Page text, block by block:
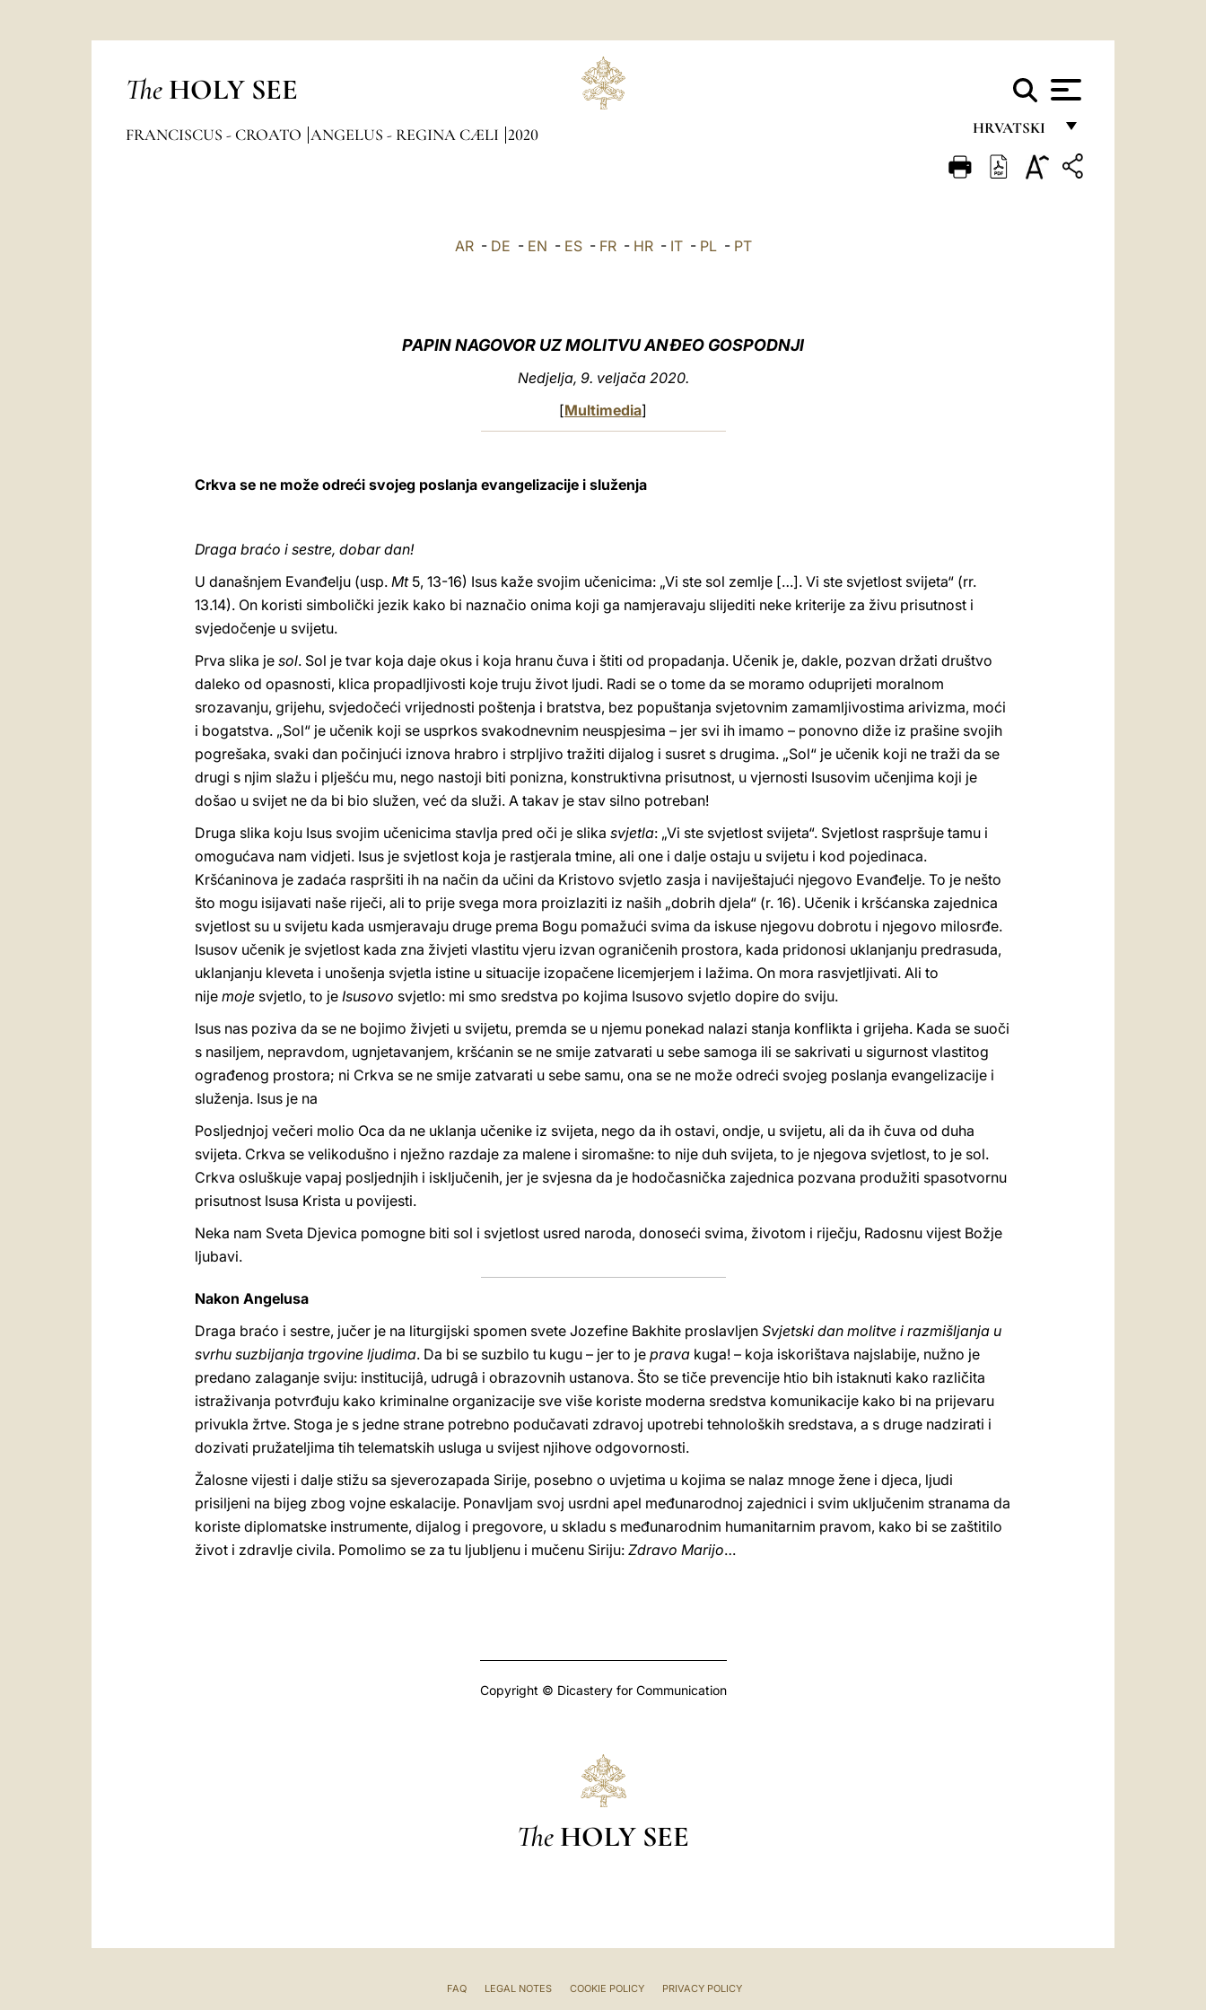
The HOLY SEE
HRVATSKI
FRANÇAIS
FRANCISCUS - CROATO ANGELUS - REGINA CÆLI 2020
AR- DE - EN - ES- FR- HR- IT- PL- PT
PAPIN NAGOVOR UZ MOLITVU ANĐEO GOSPODNJI
Nedjelja, 9. veljača 2020.
[Multimedia]
Crkva se ne može odreći svojeg poslanja evangelizacije i služenja
Draga braćo i sestre, dobar dan!
U današnjem Evanđelju (usp. Mt5, 13-16) Isus kaže svojim učenicima: „Vi ste sol zemlje […]. Vi ste svjetlost svijeta“ (rr.
13.14). On koristi simbolički jezik kako bi naznačio onima koji ga namjeravaju slijediti neke kriterije za živu prisutnost i
svjedočenje u svijetu.
Prva slika je sol. Sol je tvar koja daje okus i koja hranu čuva i štiti od propadanja. Učenik je, dakle, pozvan držati društvo
daleko od opasnosti, klica propadljivosti koje truju život ljudi. Radi se o tome da se moramo oduprijeti moralnom
srozavanju, grijehu, svjedočeći vrijednosti poštenja i bratstva, bez popuštanja svjetovnim zamamljivostima arivizma, moći
i bogatstva. „Sol“ je učenik koji se usprkos svakodnevnim neuspjesima – jer svi ih imamo – ponovno diže iz prašine svojih
pogrešaka, svaki dan počinjući iznova hrabro i strpljivo tražiti dijalog i susret s drugima. „Sol“ je učenik koji ne traži da se
drugi s njim slažu i plješću mu, nego nastoji biti ponizna, konstruktivna prisutnost, u vjernosti Isusovim učenjima koji je
došao u svijet ne da bi bio služen, već da služi. A takav je stav silno potreban!
Druga slika koju Isus svojim učenicima stavlja pred oči je slika svjetla: „Vi ste svjetlost svijeta“. Svjetlost raspršuje tamu i
omogućava nam vidjeti. Isus je svjetlost koja je rastjerala tmine, ali one i dalje ostaju u svijetu i kod pojedinaca.
Kršćaninova je zadaća raspršiti ih na način da učini da Kristovo svjetlo zasja i naviještajući njegovo Evanđelje. To je nešto
što mogu isijavati naše riječi, ali to prije svega mora proizlaziti iz naših „dobrih djela“ (r. 16). Učenik i kršćanska zajednica
svjetlost su u svijetu kada usmjeravaju druge prema Bogu pomažući svima da iskuse njegovu dobrotu i njegovo milosrđe.
Isusov učenik je svjetlost kada zna živjeti vlastitu vjeru izvan ograničenih prostora, kada pridonosi uklanjanju predrasuda,
uklanjanju kleveta i unošenja svjetla istine u situacije izopačene licemjerjem i lažima. On mora rasvjetljivati. Ali to
nije moje svjetlo, to je Isusovo svjetlo: mi smo sredstva po kojima Isusovo svjetlo dopire do sviju.
Isus nas poziva da se ne bojimo živjeti u svijetu, premda se u njemu ponekad nalazi stanja konflikta i grijeha. Kada se suoči
s nasiljem, nepravdom, ugnjetavanjem, kršćanin se ne smije zatvarati u sebe samoga ili se sakrivati u sigurnost vlastitog
ograđenog prostora; ni Crkva se ne smije zatvarati u sebe samu, ona se ne može odreći svojeg poslanja evangelizacije i
služenja. Isus je na
Posljednjoj večeri molio Oca da ne uklanja učenike iz svijeta, nego da ih ostavi, ondje, u svijetu, ali da ih čuva od duha
svijeta. Crkva se velikodušno i nježno razdaje za malene i siromašne: to nije duh svijeta, to je njegova svjetlost, to je sol.
Crkva osluškuje vapaj posljednjih i isključenih, jer je svjesna da je hodočasnička zajednica pozvana produžiti spasotvornu
prisutnost Isusa Krista u povijesti.
Neka nam Sveta Djevica pomogne biti sol i svjetlost usred naroda, donoseći svima, životom i riječju, Radosnu vijest Božje
ljubavi.
Nakon Angelusa
Draga braćo i sestre, jučer je na liturgijski spomen svete Jozefine Bakhite proslavljen Svjetski dan molitve i razmišljanja u
svrhu suzbijanja trgovine ljudima. Da bi se suzbilo tu kugu – jer to je prava kuga! – koja iskorištava najslabije, nužno je
predano zalaganje sviju: institucijâ, udrugâ i obrazovnih ustanova. Što se tiče prevencije htio bih istaknuti kako različita
istraživanja potvrđuju kako kriminalne organizacije sve više koriste moderna sredstva komunikacije kako bi na prijevaru
privukla žrtve. Stoga je s jedne strane potrebno podučavati zdravoj upotrebi tehnoloških sredstava, a s druge nadzirati i
dozivati pružateljima tih telematskih usluga u svijest njihove odgovornosti.
Žalosne vijesti i dalje stižu sa sjeverozapada Sirije, posebno o uvjetima u kojima se nalaz mnoge žene i djeca, ljudi
prisiljeni na bijeg zbog vojne eskalacije. Ponavljam svoj usrdni apel međunarodnoj zajednici i svim uključenim stranama da
koriste diplomatske instrumente, dijalog i pregovore, u skladu s međunarodnim humanitarnim pravom, kako bi se zaštitilo
život i zdravlje civila. Pomolimo se za tu ljubljenu i mučenu Siriju: Zdravo Marijo…
Copyright © Dicastery for Communication
The HOLY SEE
FAQ LEGAL NOTES COOKIE POLICY PRIVACY POLICY